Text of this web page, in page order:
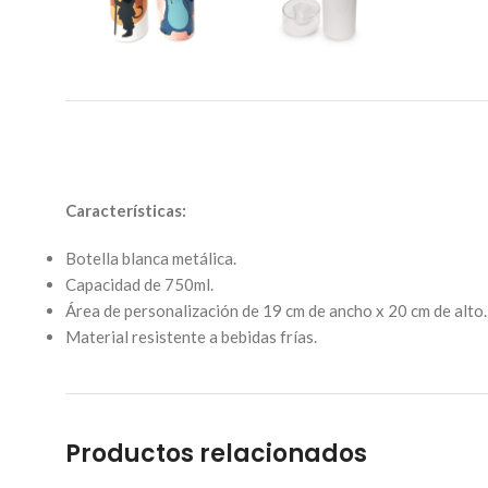
Características:
Botella blanca metálica.
Capacidad de 750ml.
Área de personalización de 19 cm de ancho x 20 cm de alto.
Material resistente a bebidas frías.
Productos relacionados